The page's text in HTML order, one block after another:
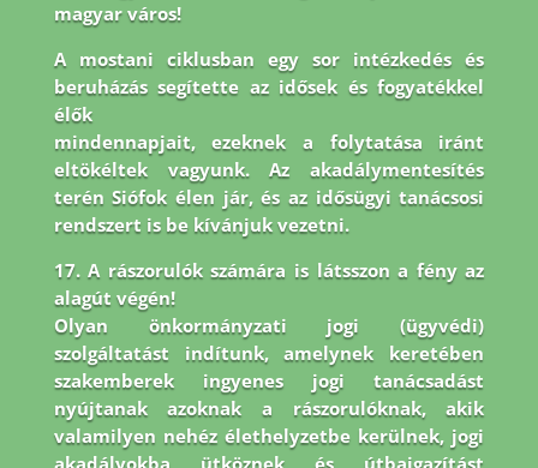
magyar város!
A mostani ciklusban egy sor intézkedés és
beruházás segítette az idősek és fogyatékkel
élők
mindennapjait, ezeknek a folytatása iránt
eltökéltek vagyunk. Az akadálymentesítés
terén Siófok élen jár,és az idősügyi tanácsosi
rendszert is be kívánjuk vezetni.
17. A rászorulók számára is látsszon a fény az
alagút végén!
Olyan önkormányzati jogi (ügyvédi)
szolgáltatást indítunk, amelynek keretében
szakemberek ingyenes jogi tanácsadást
nyújtanak azoknak a rászorulóknak, akik
valamilyen nehéz élethelyzetbe kerülnek, jogi